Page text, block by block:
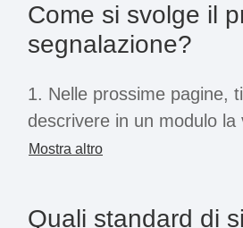
Come si svolge il
segnalazione?
1. Nelle prossime pagine,
descrivere in un modulo
dettagliato possibile e di
Mostra altro
Quali standard di